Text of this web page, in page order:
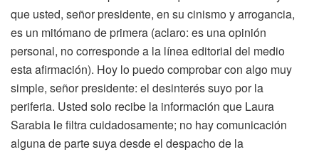
que usted, señor presidente, en su cinismo y arrogancia,
es un mitómano de primera (aclaro: es una opinión
personal, no corresponde a la línea editorial del medio
esta afirmación). Hoy lo puedo comprobar con algo muy
simple, señor presidente: el desinterés suyo por la
periferia. Usted solo recibe la información que Laura
Sarabia le filtra cuidadosamente; no hay comunicación
alguna de parte suya desde el despacho de la